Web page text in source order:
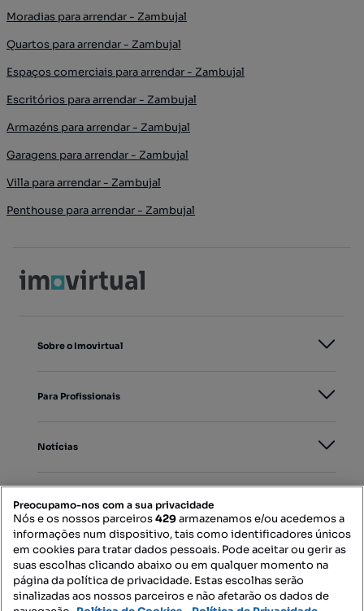
Moradias para arrendar - Zambujal
Quartos para arrendar - Zambujal
Espaços comerciais para arrendar - Zambujal
Escritórios para arrendar - Zambujal
Armazéns para arrendar - Zambujal
Garagens para arrendar - Zambujal
Villa para arrendar - Zambujal
Penthouse para arrendar - Zambujal
Sobre o Imovirtual
Para Profissionais
Notícias
Mapa do Site
Contacte-nos
Preocupamo-nos com a sua privacidade
Nós e os nossos parceiros429armazenamos e/ou acedemos a
informações num dispositivo, tais como identificadores únicos
em cookies para tratar dados pessoais. Pode aceitar ou gerir as
suas escolhas clicando abaixo ou em qualquer momento na
página da política de privacidade. Estas escolhas serão
sinalizadas aos nossos parceiros e não afetarão os dados de